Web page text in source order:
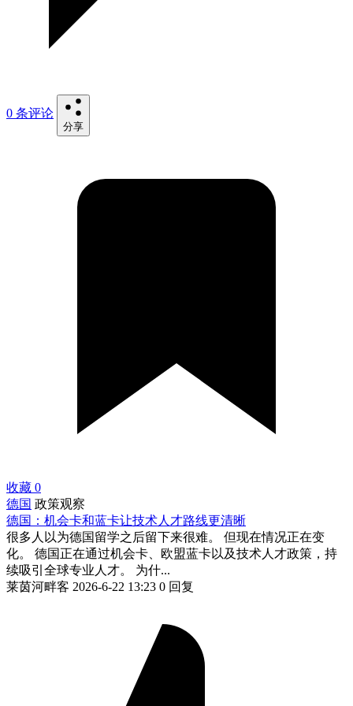
0 条评论
分享
收藏 0
德国 政策观察
德国：机会卡和蓝卡让技术人才路线更清晰
很多人以为德国留学之后留下来很难。 但现在情况正在变
化。 德国正在通过机会卡、欧盟蓝卡以及技术人才政策，持
续吸引全球专业人才。 为什...
莱茵河畔客 2026-6-22 13:23 0 回复